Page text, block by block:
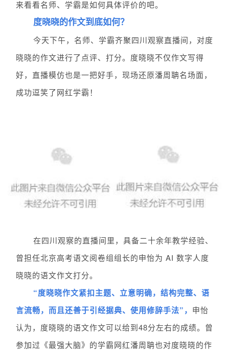
来看看名师、学霸是如何具体评价的吧。
度晓晓的作文到底如何？
今天下午，名师、学霸齐聚四川观察直播间，对度
晓晓的作文进行了点评、打分。度晓晓不仅作文写得
好，直播模仿也是一把好手， 现场还原潘周聃名场面，
成功逗笑了网红学霸！
在四川观察的直播间里， 具备二十余年教学经验、
曾担任北京高考语文阅卷组组长的申怡为 AI 数字人度
晓晓的语文作文打分。
“度晓晓作文紧扣主题、立意明确，结构完整、语
言流畅，而且还善于引经据典、使用修辞手法”， 申怡
认为，度晓晓的语文作文可以给到48分左右的成绩。曾
参加过《最强大脑》的学霸网红潘周聃也对度晓晓的作